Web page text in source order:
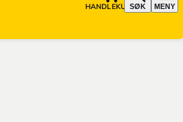
HANDLEKURVSØK MENY